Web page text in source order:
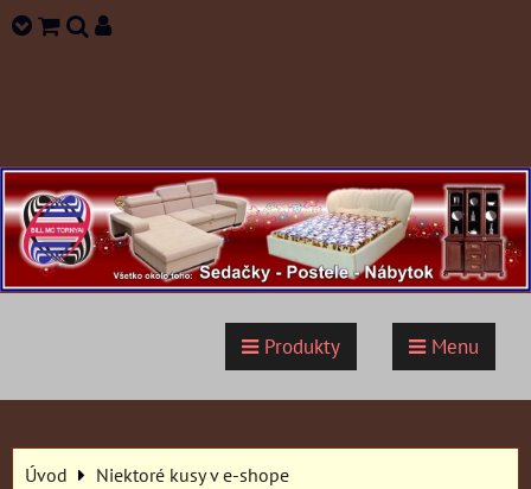
Produkty Menu
Úvod
Niektoré kusy v e-shope